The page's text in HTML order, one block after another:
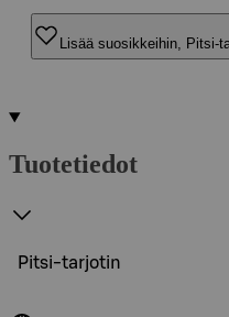
Lisää suosikkeihin, Pitsi-
Tuotetiedot
Pitsi-tarjotin